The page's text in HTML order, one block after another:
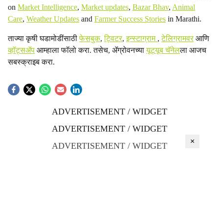
on Market Intelligence, Market updates, Bazar Bhav, Animal
Care, Weather Updates and Farmer Success Stories in Marathi.
ताज्या कृषी घडामोडींसाठीफेसबुक,ट्विटर,इन्स्टाग्राम ,टेलिग्रामवरआणि
व्हॉट्सॲप आम्हाला फॉलो करा. तसेच, ॲग्रोवनच्यायूट्यूब चॅनेलला आजच
सबस्क्राइब करा.
ADVERTISEMENT / WIDGET
ADVERTISEMENT / WIDGET
ADVERTISEMENT / WIDGET
×